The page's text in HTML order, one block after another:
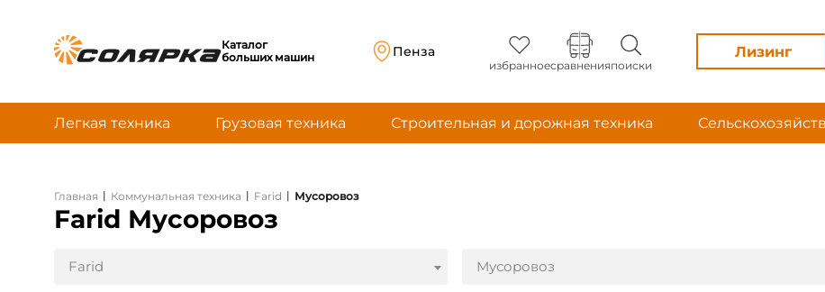
Каталог
больших машин
Пенза
избранноесравненияпоиски
Лизинг
Легкая техника Грузовая техника Строительная и дорожная техника
Главная | Коммунальная техника | Farid | Мусоровоз
Farid Мусоровоз
Farid Мусоровоз